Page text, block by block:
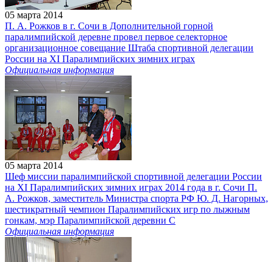
05 марта 2014
П. А. Рожков в г. Сочи в Дополнительной горной
паралимпийской деревне провел первое селекторное
организационное совещание Штаба спортивной делегации
России на XI Паралимпийских зимних играх
Официальная информация
05 марта 2014
Шеф миссии паралимпийской спортивной делегации России
на XI Паралимпийских зимних играх 2014 года в г. Сочи П.
А. Рожков, заместитель Министра спорта РФ Ю. Д. Нагорных,
шестикратный чемпион Паралимпийских игр по лыжным
гонкам, мэр Паралимпийской деревни С
Официальная информация